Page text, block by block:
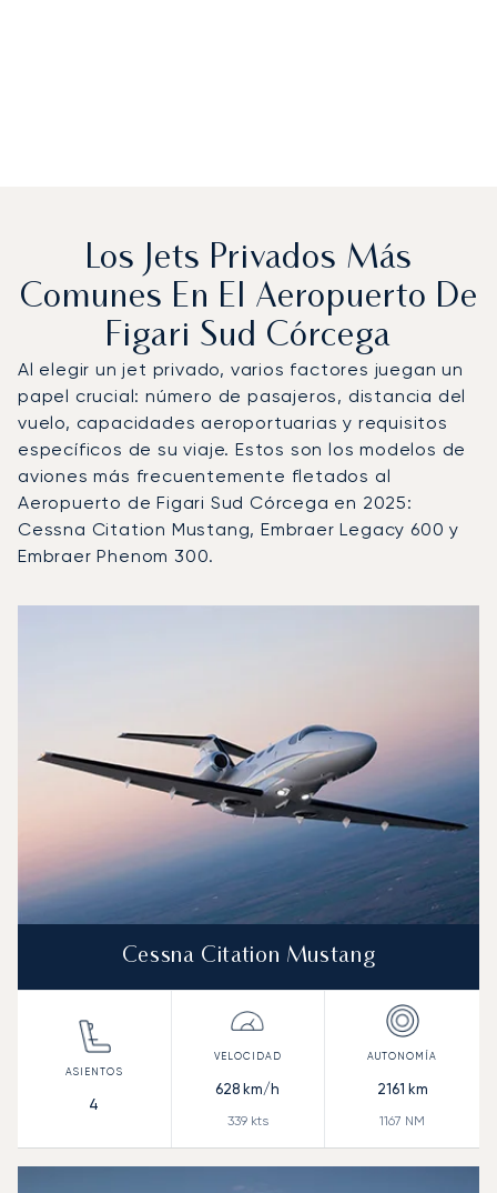
Los Jets Privados Más
Comunes En El Aeropuerto De
Figari Sud Córcega
Al elegir un jet privado, varios factores juegan un
papel crucial: número de pasajeros, distancia del
vuelo, capacidades aeroportuarias y requisitos
específicos de su viaje. Estos son los modelos de
aviones más frecuentemente fletados al
Aeropuerto de Figari Sud Córcega en 2025:
Cessna Citation Mustang, Embraer Legacy 600 y
Embraer Phenom 300.
Cessna Citation Mustang
4
628 km/h
339kts
2161 km
1167 NM